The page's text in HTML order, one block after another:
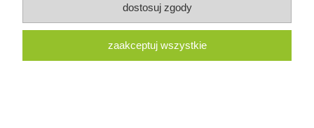
dostosuj zgody
zaakceptuj wszystkie